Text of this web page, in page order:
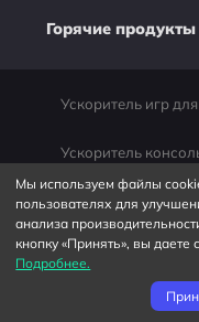
Горячие продукты
Ускоритель игр
Ускоритель
Мобильный
Компания
Мы используем файлы
пользователях для
анализа
кнопку «Принять», вы даете
Подробнее.